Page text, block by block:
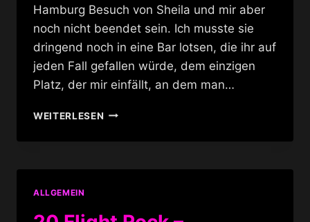
Hamburg Besuch von Sheila und mir aber
noch nicht beendet sein. Ich musste sie
dringend noch in eine Bar lotsen, die ihr auf
jeden Fall gefallen würde, dem einzigen
Platz, der mir einfällt, an dem man…
WEITERLESENROCKABELLAS
ROCKABILLIES
ALLGEMEIN